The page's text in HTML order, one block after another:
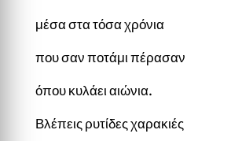
μέσα στα τόσα χρόνια
που σαν ποτάμι πέρασαν
όπου κυλάει αιώνια.
Βλέπεις ρυτίδες χαρακιές